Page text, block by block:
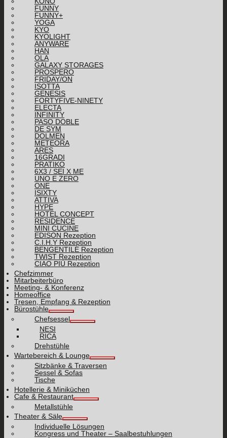
FUNNY
FUNNY+
YOGA
KYO
KYOLIGHT
ANYWARE
HAN
OLA
GALAXY STORAGES
PROSPERO
FRIDAY/ON
ISOTTA
GENESIS
FORTYFIVE-NINETY
ELECTA
INFINITY
PASO DOBLE
DE SYM
DOLMEN
METEORA
ARES
16GRADI
PRATIKO
6X3 / SEI X ME
UNO E ZERO
ONE
ISIXTY
ATTIVA
HYPE
HOTEL CONCEPT
RESIDENCE
MINI CUCINE
EDISON Rezeption
C.I.H.Y Rezeption
BENGENTILE Rezeption
TWIST Rezeption
CIAO PIÙ Rezeption
Chefzimmer
Mitarbeiterbüro
Meeting- & Konferenz
Homeoffice
Tresen, Empfang & Rezeption
Bürostühle
Chefsessel
NESI
RICA
Drehstühle
Wartebereich & Lounge
Sitzbänke & Traversen
Sessel & Sofas
Tische
Hotellerie & Miniküchen
Cafe & Restaurant
Metallstühle
Theater & Säle
Individuelle Lösungen
Kongress und Theater – Saalbestuhlungen